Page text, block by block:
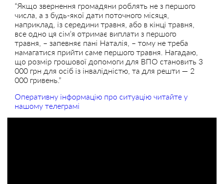
“Якщо звернення громадяни роблять не з першого
числа, а з будь-якої дати поточного місяця,
наприклад, із середини травня, або в кінці травня,
все одно ця сім’я отримає виплати з першого
травня, – запевняє пані Наталія, – тому не треба
намагатися прийти саме першого травня. Нагадаю,
що розмір грошової допомоги для ВПО становить 3
000 грн для осіб із інвалідністю, та для решти — 2
000 гривень.”
Оперативну інформацію про ситуацію читайте у
нашому телеграмі